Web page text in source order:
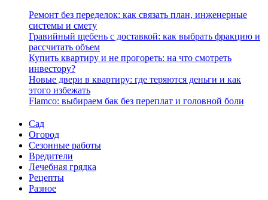
Ремонт без переделок: как связать план, инженерные
системы и смету
Гравийный щебень с доставкой: как выбрать фракцию и
рассчитать объем
Купить квартиру и не прогореть: на что смотреть
инвестору?
Новые двери в квартиру: где теряются деньги и как
этого избежать
Flamco: выбираем бак без переплат и головной боли
Сад
Огород
Сезонные работы
Вредители
Лечебная грядка
Рецепты
Разное